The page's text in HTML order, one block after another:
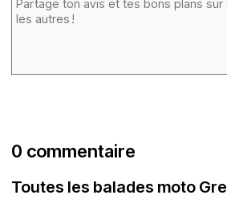
0 commentaire
Toutes les balades moto